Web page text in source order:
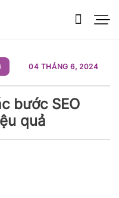
04 THÁNG 6, 2024
bước SEO
quả